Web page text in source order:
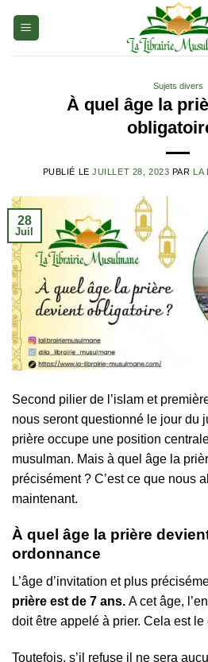
Sujets divers
À quel âge la
PUBLIÉ LEJUILLET 28, 2023 PAR LA
28
Juil
Second pilier de l’islam et
nous seront questionné le jour du
prière occupe une position
musulman. Mais à quel âge la
précisément ? C’est ce que nous
maintenant.
À quel âge la prière
ordonnance
L’âge d’invitation et plus
prière est de 7 ans. A cet âge,
doit être appelé à prier. Cela est
Toutefois, s’il refuse il ne sera